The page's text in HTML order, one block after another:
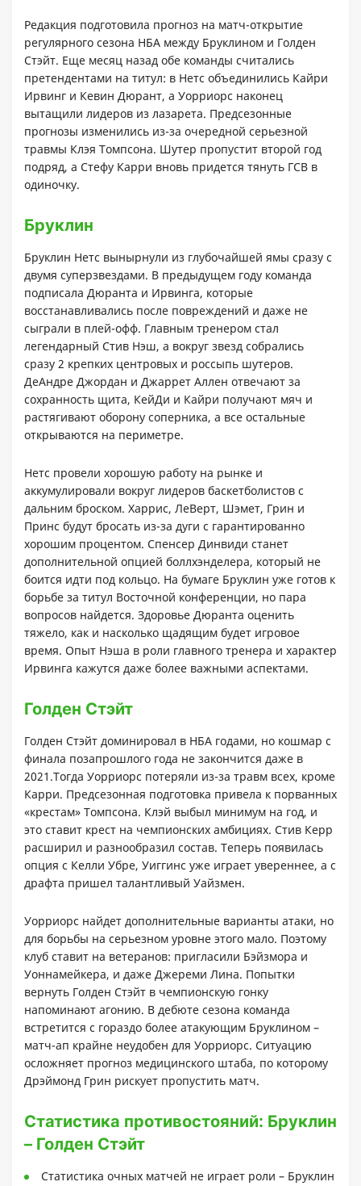
Редакция подготовила прогноз на матч-открытие
регулярного сезона НБА между Бруклином и Голден
Стэйт. Еще месяц назад обе команды считались
претендентами на титул: в Нетс объединились Кайри
Ирвинг и Кевин Дюрант, а Уорриорс наконец
вытащили лидеров из лазарета. Предсезонные
прогнозы изменились из-за очередной серьезной
травмы Клэя Томпсона. Шутер пропустит второй год
подряд, а Стефу Карри вновь придется тянуть ГСВ в
одиночку.
Бруклин
Бруклин Нетс вынырнули из глубочайшей ямы сразу с
двумя суперзвездами. В предыдущем году команда
подписала Дюранта и Ирвинга, которые
восстанавливались после повреждений и даже не
сыграли в плей-офф. Главным тренером стал
легендарный Стив Нэш, а вокруг звезд собрались
сразу 2 крепких центровых и россыпь шутеров.
ДеАндре Джордан и Джаррет Аллен отвечают за
сохранность щита, КейДи и Кайри получают мяч и
растягивают оборону соперника, а все остальные
открываются на периметре.
Нетс провели хорошую работу на рынке и
аккумулировали вокруг лидеров баскетболистов с
дальним броском. Харрис, ЛеВерт, Шэмет, Грин и
Принс будут бросать из-за дуги с гарантированно
хорошим процентом. Спенсер Динвиди станет
дополнительной опцией боллхэнделера, который не
боится идти под кольцо. На бумаге Бруклин уже готов к
борьбе за титул Восточной конференции, но пара
вопросов найдется. Здоровье Дюранта оценить
тяжело, как и насколько щадящим будет игровое
время. Опыт Нэша в роли главного тренера и характер
Ирвинга кажутся даже более важными аспектами.
Голден Стэйт
Голден Стэйт доминировал в НБА годами, но кошмар с
финала позапрошлого года не закончится даже в
2021.Тогда Уорриорс потеряли из-за травм всех, кроме
Карри. Предсезонная подготовка привела к порванных
«крестам» Томпсона. Клэй выбыл минимум на год, и
это ставит крест на чемпионских амбициях. Стив Керр
расширил и разнообразил состав. Теперь появилась
опция с Келли Убре, Уиггинс уже играет увереннее, а с
драфта пришел талантливый Уайзмен.
Уорриорс найдет дополнительные варианты атаки, но
для борьбы на серьезном уровне этого мало. Поэтому
клуб ставит на ветеранов: пригласили Бэйзмора и
Уоннамейкера, и даже Джереми Лина. Попытки
вернуть Голден Стэйт в чемпионскую гонку
напоминают агонию. В дебюте сезона команда
встретится с гораздо более атакующим Бруклином –
матч-ап крайне неудобен для Уорриорс. Ситуацию
осложняет прогноз медицинского штаба, по которому
Дрэймонд Грин рискует пропустить матч.
Статистика противостояний: Бруклин
– Голден Стэйт
Статистика очных матчей не играет роли – Бруклин